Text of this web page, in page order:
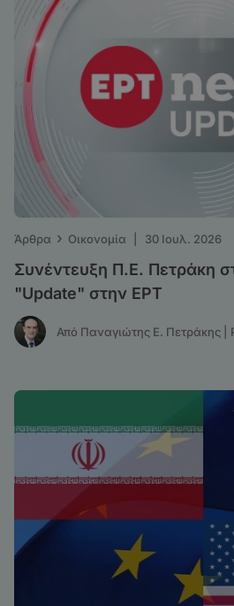
Άρθρα › Οικονομία 30 Ιουλ. 2026
Συνέντευξη Π.Ε. Πετράκη
"Update" στην ΕΡΤ
Από Παναγιώτης Ε. Πετράκης |